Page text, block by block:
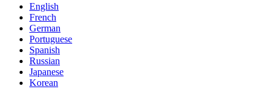
English
French
German
Portuguese
Spanish
Russian
Japanese
Korean